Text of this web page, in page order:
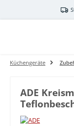
Zum Hauptinhalt
Küchengeräte
ADE